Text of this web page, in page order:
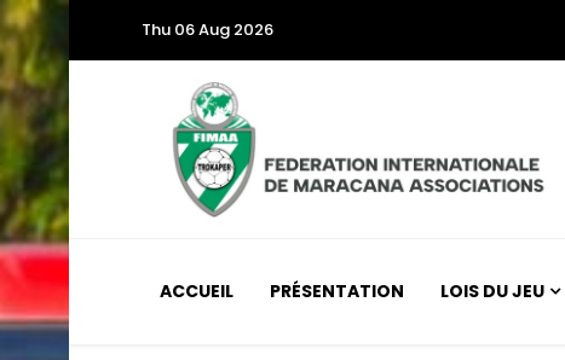
Thu 06 Aug 2026
ACCUEIL PRÉSENTATION LOIS DU JEU